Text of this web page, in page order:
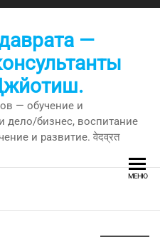
—
— обучение и
дело/бизнес, воспитание
и развитие. वेदव्रत
МЕНЮ